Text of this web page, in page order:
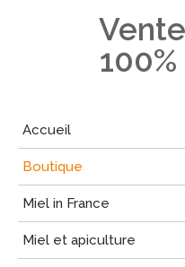
Accueil
Boutique
Miel in France
Miel et apiculture